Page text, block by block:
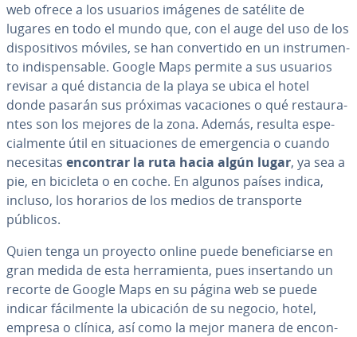
web ofrece a los usuarios imágenes de satélite de
lugares en todo el mundo que, con el auge del uso de los
di­s­po­si­ti­vos móviles, se han co­n­ve­r­ti­do en un in­s­tru­me­n­
to in­di­s­pe­n­sa­ble. Google Maps permite a sus usuarios
revisar a qué distancia de la playa se ubica el hotel
donde pasarán sus próximas va­ca­cio­nes o qué re­s­tau­ra­
n­tes son los mejores de la zona. Además, resulta es­pe­
cia­l­me­n­te útil en si­tua­cio­nes de eme­r­ge­n­cia o cuando
necesitas encontrar la ruta hacia algún lugar, ya sea a
pie, en bicicleta o en coche. En algunos países indica,
incluso, los horarios de los medios de tra­n­s­po­r­te
públicos.
Quien tenga un proyecto online puede be­ne­fi­ciar­se en
gran medida de esta he­rra­mie­n­ta, pues in­se­r­ta­n­do un
recorte de Google Maps en su página web se puede
indicar fá­ci­l­me­n­te la ubicación de su negocio, hotel,
empresa o clínica, así como la mejor manera de en­co­n­